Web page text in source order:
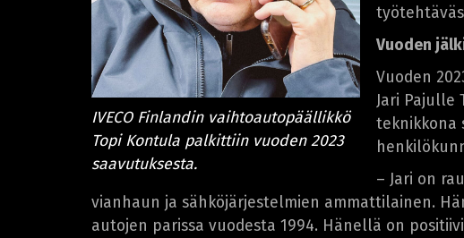
IVECO Finlandin vaihtoautopäällikkö
Topi Kontula palkittiin vuoden 2023
saavutuksesta.
Vuoden
Vuoden
Jari Pajulle
teknikkona
– Jari on
vianhaun ja sähköjärjestelmien ammattilainen.
autojen parissa vuodesta 1994. Hänellä on